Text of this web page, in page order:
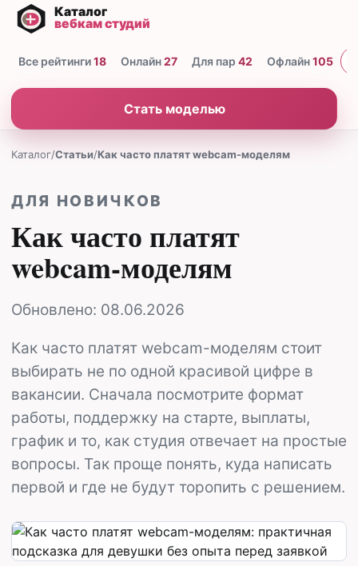
Все рейтинги18 Онлайн27 Для пар 42 Офлайн105
Стать моделью
Каталог/Статьи/Как часто платят webcam-моделям
ДЛЯ НОВИЧКОВ
Как часто платят
webcam-моделям
Обновлено: 08.06.2026
Как часто платят webcam-моделям стоит
выбирать не по одной красивой цифре в
вакансии. Сначала посмотрите формат
работы, поддержку на старте, выплаты,
график и то, как студия отвечает на простые
вопросы. Так проще понять, куда написать
первой и где не будут торопить с решением.